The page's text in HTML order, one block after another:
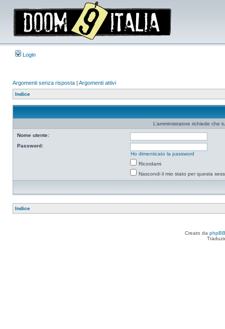
Login
Argomenti senza risposta | Argomenti attivi
Indice
L’amministratore richiede che
Nome utente:
Password:
Ho dimenticato la password
Ricordami
Nascondi il mio stato per questa
Indice
Creato da phpBB